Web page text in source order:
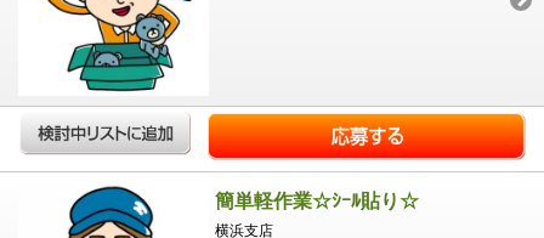
簡単軽作業☆ｼｰﾙ貼り☆
横浜支店